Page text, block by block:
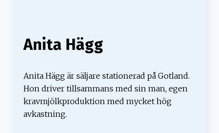
Anita Hägg
Anita Hägg är säljare stationerad på Gotland.
Hon driver tillsammans med sin man, egen
kravmjölkproduktion med mycket hög
avkastning.